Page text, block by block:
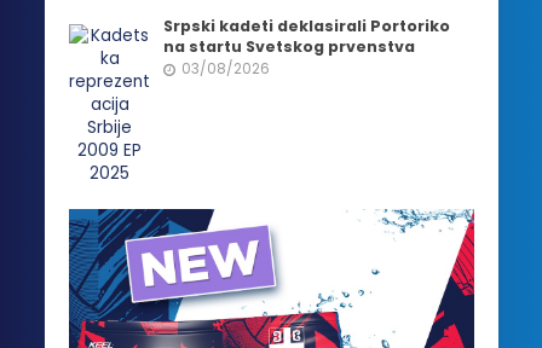
Srpski kadeti deklasirali Portoriko
na startu Svetskog prvenstva
03/08/2026